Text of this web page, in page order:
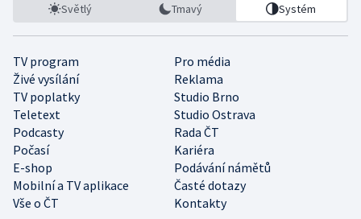
Světlý Tmavý Systém
TV program
Pro média
Živé vysílání
Reklama
TV poplatky
Studio Brno
Teletext
Studio Ostrava
Podcasty
Rada ČT
Počasí
Kariéra
E-shop
Podávání námětů
Mobilní a TV aplikace
Časté dotazy
Vše o ČT
Kontakty